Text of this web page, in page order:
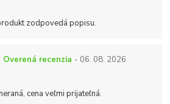
zodpovedá popisu.
Overená recenzia - 06. 08. 2026
cena veľmi prijateľná.